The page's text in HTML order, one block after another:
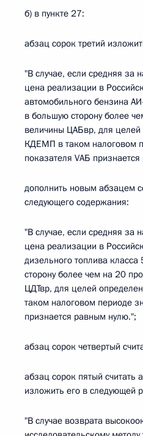
б) в пункте 27:
абзац сорок третий
"В случае, если средняя за
цена реализации в
автомобильного бензина
в большую сторону более
величины ЦАБвр, для
КДЕМП в таком налоговом
показателя VАБ
дополнить новым абзацем
следующего содержания:
"В случае, если средняя за
цена реализации в
дизельного топлива
сторону более чем на 20
ЦДТвр, для целей
таком налоговом периоде
признается равным нулю.";
абзац сорок четвертый
абзац сорок пятый
изложить его в следующей
"В случае возврата